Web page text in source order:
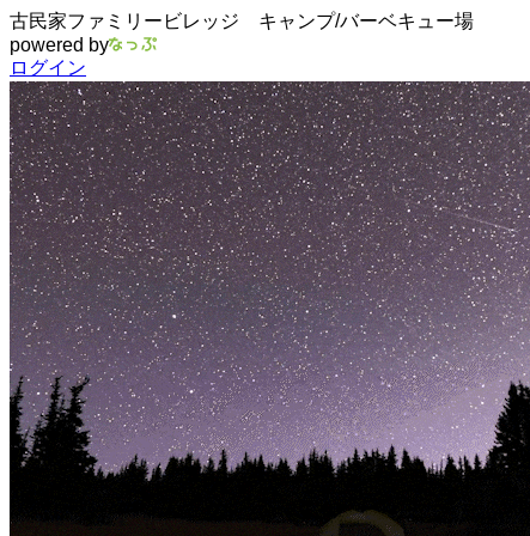
古民家ファミリービレッジ キャンプ/バーベキュー場
powered by
ログイン